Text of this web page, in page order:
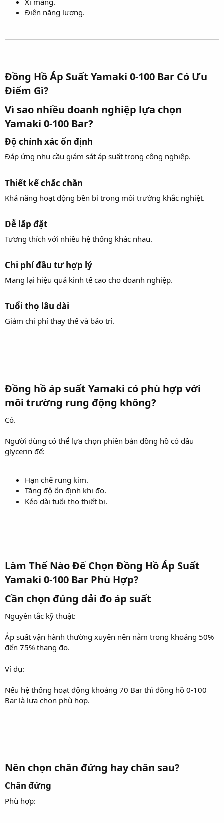
Điện năng lượng.
Đồng Hồ Áp Suất Yamaki 0-100 Bar Có Ưu
Điểm Gì?​
Vì sao nhiều doanh nghiệp lựa chọn
Yamaki 0-100 Bar?​
Độ chính xác ổn định​
Đáp ứng nhu cầu giám sát áp suất trong công nghiệp.
Thiết kế chắc chắn​
Khả năng hoạt động bền bỉ trong môi trường khắc nghiệt.
Dễ lắp đặt​
Tương thích với nhiều hệ thống khác nhau.
Chi phí đầu tư hợp lý​
Mang lại hiệu quả kinh tế cao cho doanh nghiệp.
Tuổi thọ lâu dài​
Giảm chi phí thay thế và bảo trì.
Đồng hồ áp suất Yamaki có phù hợp với
môi trường rung động không?​
Có.
Người dùng có thể lựa chọn phiên bản đồng hồ có dầu
glycerin để:
Hạn chế rung kim.
Tăng độ ổn định khi đo.
Kéo dài tuổi thọ thiết bị.
Làm Thế Nào Để Chọn Đồng Hồ Áp Suất
Yamaki 0-100 Bar Phù Hợp?​
Cần chọn đúng dải đo áp suất​
Nguyên tắc kỹ thuật:
Áp suất vận hành thường xuyên nên nằm trong khoảng 50%
đến 75% thang đo.
Ví dụ:
Nếu hệ thống hoạt động khoảng 70 Bar thì đồng hồ 0-100
Bar là lựa chọn phù hợp.
Nên chọn chân đứng hay chân sau?​
Chân đứng​
Phù hợp: